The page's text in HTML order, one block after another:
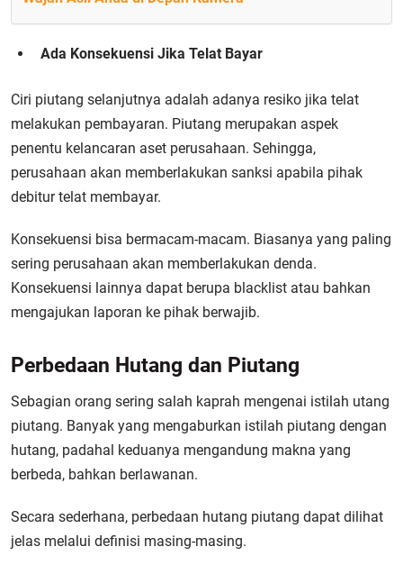
Ada Konsekuensi Jika Telat Bayar
Ciri piutang selanjutnya adalah adanya resiko jika telat
melakukan pembayaran. Piutang merupakan aspek
penentu kelancaran aset perusahaan. Sehingga,
perusahaan akan memberlakukan sanksi apabila pihak
debitur telat membayar.
Konsekuensi bisa bermacam-macam. Biasanya yang paling
sering perusahaan akan memberlakukan denda.
Konsekuensi lainnya dapat berupa blacklist atau bahkan
mengajukan laporan ke pihak berwajib.
Perbedaan Hutang dan Piutang
Sebagian orang sering salah kaprah mengenai istilah utang
piutang. Banyak yang mengaburkan istilah piutang dengan
hutang, padahal keduanya mengandung makna yang
berbeda, bahkan berlawanan.
Secara sederhana, perbedaan hutang piutang dapat dilihat
jelas melalui definisi masing-masing.